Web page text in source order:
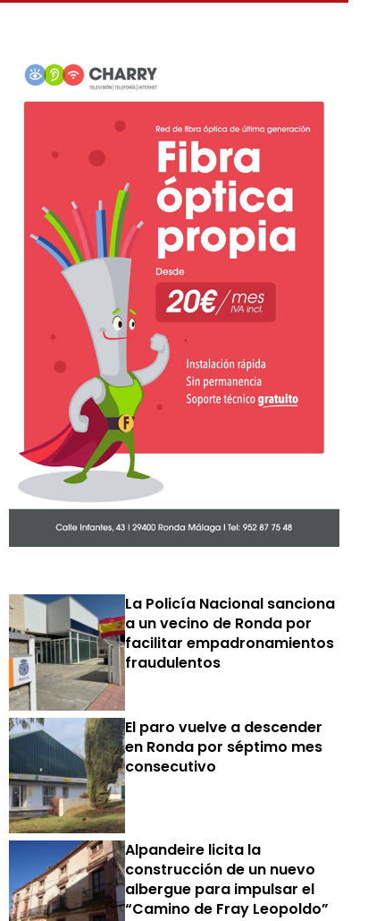
La Policía Nacional sanciona
a un vecino de Ronda por
facilitar empadronamientos
fraudulentos
El paro vuelve a descender
en Ronda por séptimo mes
consecutivo
Alpandeire licita la
construcción de un nuevo
albergue para impulsar el
“Camino de Fray Leopoldo”